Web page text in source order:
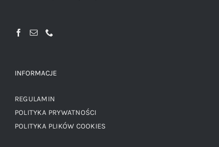
INFORMACJE
REGULAMIN
POLITYKA PRYWATNOŚCI
POLITYKA PLIKÓW COOKIES